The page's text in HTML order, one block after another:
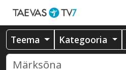
Teema Kategooria